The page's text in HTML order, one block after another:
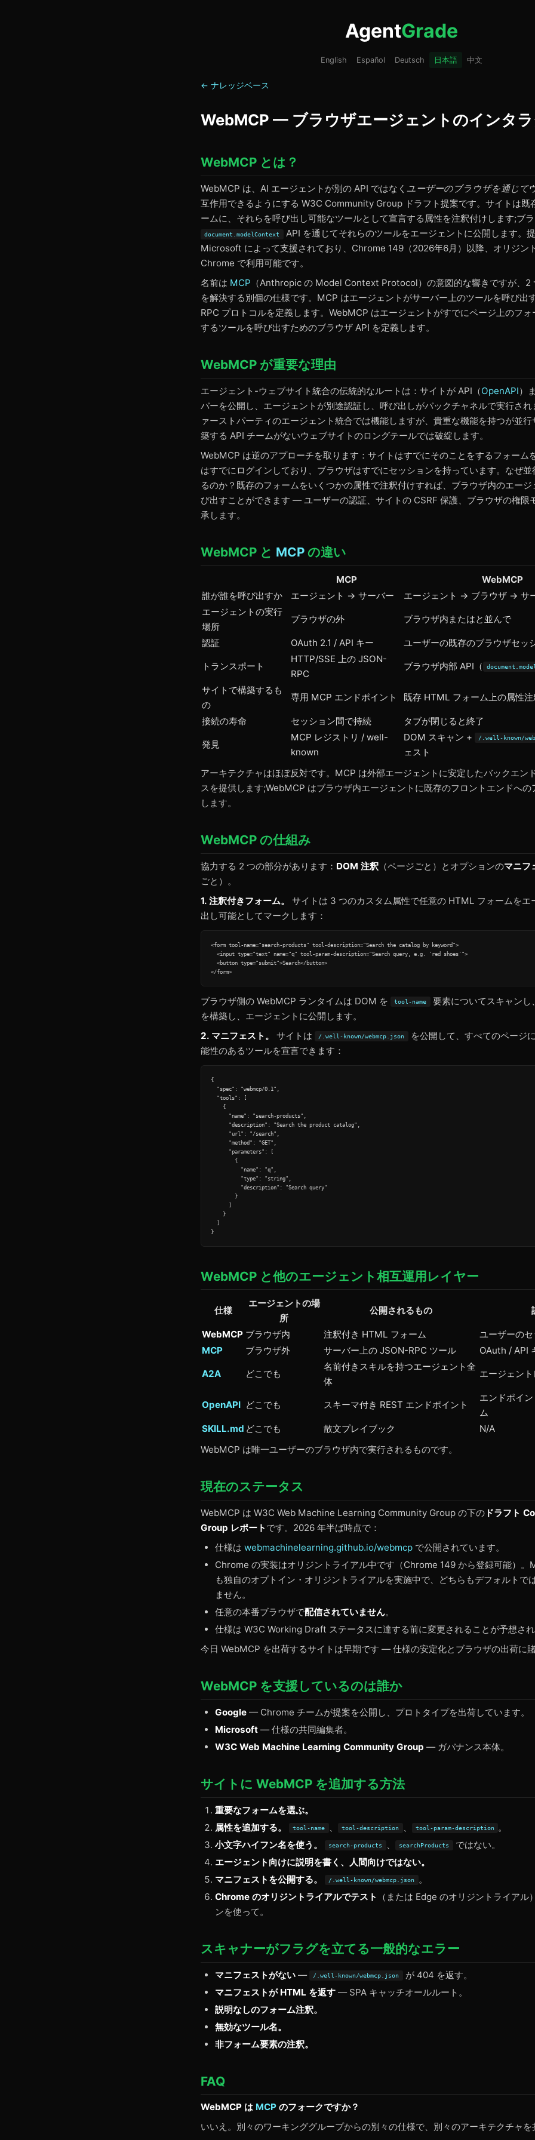
AgentGrade
English Español Deutsch 日本語 中文
← ナレッジベース
WebMCP — ブラウザエージェントのインタ
WebMCP とは？
WebMCP は、AI エージェントが別の API ではなく ユーザーのブラウザを通じて
互作用できるようにする W3C Community Group ドラフト提案です。サイトは既
ームに、それらを呼び出し可能なツールとして宣言する属性を注釈付けします;ブ
document.modelContext
API を通じてそれらのツールをエージェントに公開します。
Microsoft によって支援されており、Chrome 149（2026年6月）以降、オリジン
Chrome で利用可能です。
名前は MCP （Anthropic の Model Context Protocol）の意図的な響きですが、2
を解決する別個の仕様です。MCP はエージェントがサーバー上のツールを呼び出
RPC プロトコルを定義します。WebMCP はエージェントがすでにページ上のフォ
するツールを呼び出すためのブラウザ API を定義します。
WebMCP が重要な理由
エージェント-ウェブサイト統合の伝統的なルートは：サイトが API（OpenAPI）
バーを公開し、エージェントが別途認証し、呼び出しがバックチャネルで実行され
ァーストパーティのエージェント統合では機能しますが、貴重な機能を持つが並
築する API チームがないウェブサイトのロングテールでは破綻します。
WebMCP は逆のアプローチを取ります：サイトはすでにそのことをするフォーム
はすでにログインしており、ブラウザはすでにセッションを持っています。なぜ並
るのか？既存のフォームをいくつかの属性で注釈付けすれば、ブラウザ内のエー
び出すことができます — ユーザーの認証、サイトの CSRF 保護、ブラウザの権限
承します。
WebMCP と MCP の違い
MCP
WebMCP
誰が誰を呼び出すか
エージェント → サーバー
エージェント → ブラウザ → サ
エージェントの実行
場所
ブラウザの外 ブラウザ内またはと並んで
認証 OAuth 2.1 / API キー ユーザーの既存のブラウザセッ
トランスポート
HTTP/SSE 上の JSON-
RPC
ブラウザ内部 API（
サイトで構築するも
の
専用 MCP エンドポイント 既存 HTML フォーム上の属性注
接続の寿命 セッション間で持続 タブが閉じると終了
発見
MCP レジストリ / well-
known
DOM スキャン + /.well-known/
ェスト
アーキテクチャはほぼ反対です。MCP は外部エージェントに安定したバックエン
スを提供します;WebMCP はブラウザ内エージェントに既存のフロントエンドへの
します。
WebMCP の仕組み
協力する 2 つの部分があります： DOM 注釈 （ページごと）とオプションのマニフ
ごと）。
1. 注釈付きフォーム。
サイトは 3 つのカスタム属性で任意の HTML フォームをエ
出し可能としてマークします：
<form tool-name="search-products" tool-description="Search the catalog by keyword">
  <input type="text" name="q" tool-param-description="Search query, e.g. 'red shoes'">
  <button type="submit">Search</button>
ブラウザ側の WebMCP ランタイムは DOM を tool-name
要素についてスキャンし
を構築し、エージェントに公開します。
2. マニフェスト。
サイトは /.well-known/webmcp.json
を公開して、すべてのページ
能性のあるツールを宣言できます：
{
  "spec": "webmcp/0.1",
  "tools": [
    {
      "name": "search-products",
      "description": "Search the product catalog",
      "url": "/search",
      "method": "GET",
      "parameters": [
        {
          "name": "q",
          "type": "string",
          "description": "Search query"
        }
    }
WebMCP と他のエージェント相互運用レイヤー
仕様
エージェントの場
所
公開されるもの
WebMCP ブラウザ内 注釈付き HTML フォーム
ユーザーの
MCP
ブラウザ外 サーバー上の JSON-RPC ツール OAuth / API
A2A どこでも
名前付きスキルを持つエージェント全
体
エージェン
OpenAPI どこでも スキーマ付き REST エンドポイント
エンドポイ
ム
SKILL.md どこでも 散文プレイブック
N/A
WebMCP は唯一ユーザーのブラウザ内で実行されるものです。
現在のステータス
WebMCP は W3C Web Machine Learning Community Group の下の ドラフト
Group レポート です。2026 年半ば時点で：
仕様は webmachinelearning.github.io/webmcp で公開されています。
Chrome の実装はオリジントライアル中です（Chrome 149 から登録可能）
も独自のオプトイン・オリジントライアルを実施中で、どちらもデフォルトで
ません。
任意の本番ブラウザで配信されていません。
仕様は W3C Working Draft ステータスに達する前に変更されることが予想され
今日 WebMCP を出荷するサイトは早期です — 仕様の安定化とブラウザの出荷に賭
WebMCP を支援しているのは誰か
Google — Chrome チームが提案を公開し、プロトタイプを出荷しています。
Microsoft — 仕様の共同編集者。
W3C Web Machine Learning Community Group — ガバナンス本体。
サイトに WebMCP を追加する方法
重要なフォームを選ぶ。
属性を追加する。
tool-name tool-description tool-param-description
。
小文字ハイフン名を使う。
search-products searchProducts
ではない。
エージェント向けに説明を書く、人間向けではない。
マニフェストを公開する。
/.well-known/webmcp.json
。
Chrome のオリジントライアルでテスト
（または Edge のオリジントライアル
ンを使って。
スキャナーがフラグを立てる一般的なエラー
マニフェストがない — /.well-known/webmcp.json
が 404 を返す。
マニフェストが HTML を返す — SPA キャッチオールルート。
説明なしのフォーム注釈。
無効なツール名。
非フォーム要素の注釈。
FAQ
WebMCP は MCP のフォークですか？
いいえ。別々のワーキンググループからの別々の仕様で、別々のアーキテクチャを